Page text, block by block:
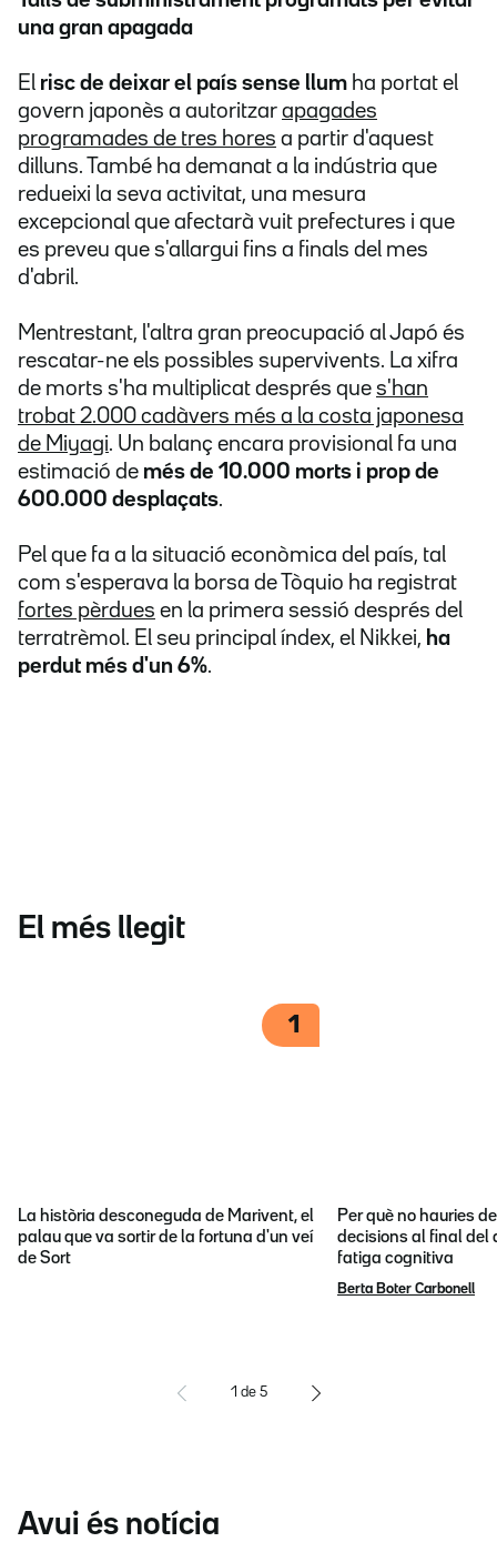
una gran apagada
El risc de deixar el país sense llum ha portat el
govern japonès a autoritzar apagades
programades de tres hores a partir d'aquest
dilluns. També ha demanat a la indústria que
redueixi la seva activitat, una mesura
excepcional que afectarà vuit prefectures i que
es preveu que s'allargui fins a finals del mes
d'abril.
Mentrestant, l'altra gran preocupació al Japó és
rescatar-ne els possibles supervivents. La xifra
de morts s'ha multiplicat després que s'han
trobat 2.000 cadàvers més a la costa japonesa
de Miyagi. Un balanç encara provisional fa una
estimació de més de 10.000 morts i prop de
600.000 desplaçats.
Pel que fa a la situació econòmica del país, tal
com s'esperava la borsa de Tòquio ha registrat
fortes pèrdues en la primera sessió després del
terratrèmol. El seu principal índex, el Nikkei, ha
perdut més d'un 6%.
El més llegit
1
La història desconeguda de Marivent, el
palau que va sortir de la fortuna d'un veí
de Sort
Per què no hauries
decisions al final del
fatiga cognitiva
Berta Boter Carbonell
1 de 5
Avui és notícia